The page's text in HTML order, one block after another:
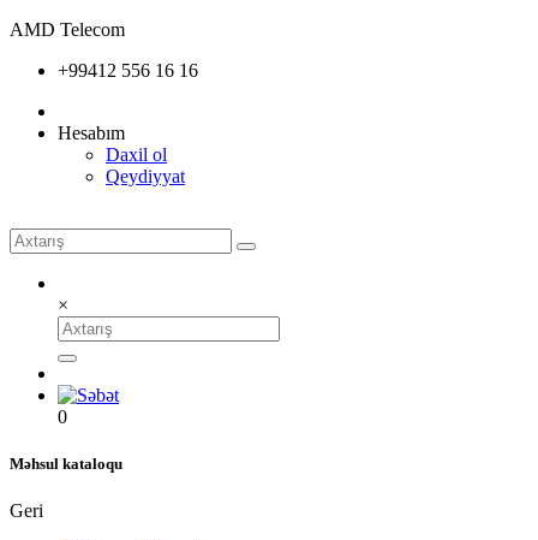
AMD Telecom
+99412 556 16 16
Hesabım
Daxil ol
Qeydiyyat
×
0
Məhsul kataloqu
Geri